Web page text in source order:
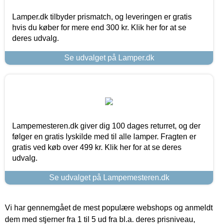
Lamper.dk tilbyder prismatch, og leveringen er gratis
hvis du køber for mere end 300 kr. Klik her for at se
deres udvalg.
Se udvalget på Lamper.dk
Lampemesteren.dk giver dig 100 dages returret, og der
følger en gratis lyskilde med til alle lamper. Fragten er
gratis ved køb over 499 kr. Klik her for at se deres
udvalg.
Se udvalget på Lampemesteren.dk
Vi har gennemgået de mest populære webshops og anmeldt
dem med stjerner fra 1 til 5 ud fra bl.a. deres prisniveau,